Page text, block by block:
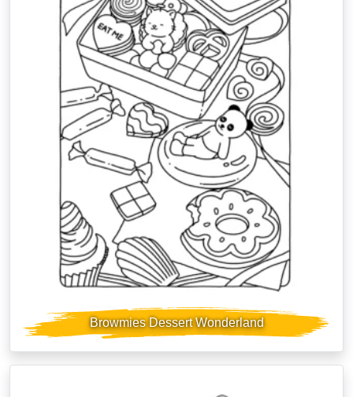
Browmies Dessert Wonderland